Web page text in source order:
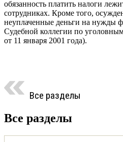
обязанность платить налоги
сотрудниках. Кроме того,
неуплаченные деньги на нужды
Судебной коллегии по
от 11 января 2001 года).
Все разделы
Все разделы